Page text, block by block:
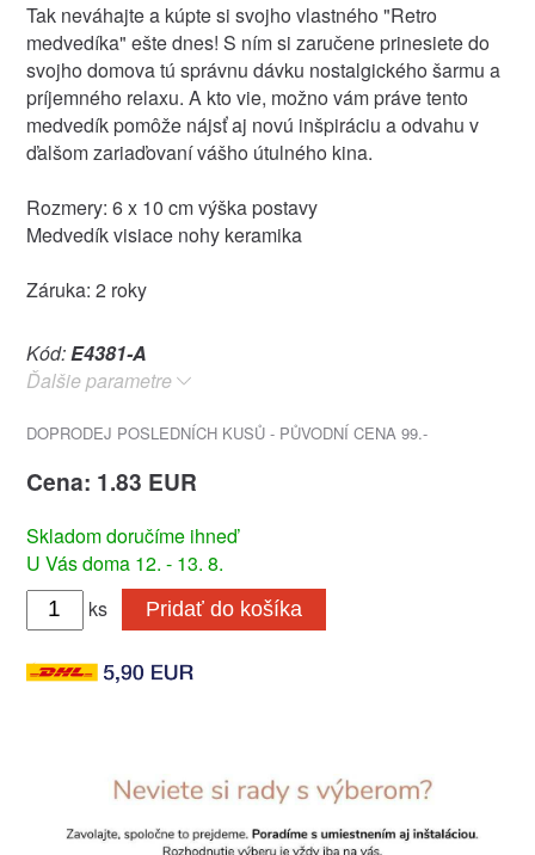
Tak neváhajte a kúpte si svojho vlastného "Retro
medvedíka" ešte dnes! S ním si zaručene prinesiete do
svojho domova tú správnu dávku nostalgického šarmu a
príjemného relaxu. A kto vie, možno vám práve tento
medvedík pomôže nájsť aj novú inšpiráciu a odvahu v
ďalšom zariaďovaní vášho útulného kina.
Rozmery: 6 x 10 cm výška postavy
Medvedík visiace nohy keramika
Záruka: 2 roky
Kód:E4381-A
Ďalšie parametre
DOPRODEJ POSLEDNÍCH KUSŮ - PŮVODNÍ CENA 99.-
Cena: 1.83 EUR
Skladom doručíme ihneď
U Vás doma 12. - 13. 8.
ks
Pridať do košíka